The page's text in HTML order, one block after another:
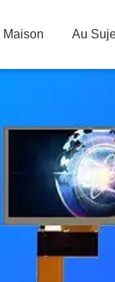
Maison Au